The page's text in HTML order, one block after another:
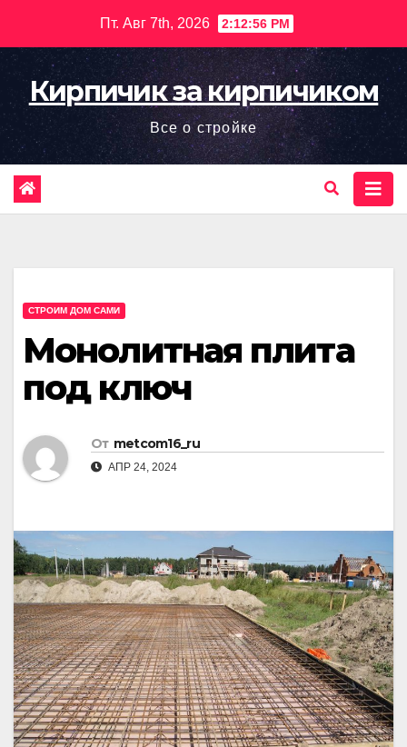
содержимому
Пт. Авг 7th, 2026 2:12:57 PM
Кирпичик за кирпичиком
Все о стройке
СТРОИМ ДОМ САМИ
Монолитная плита
под ключ
От metcom16_ru
АПР 24, 2024